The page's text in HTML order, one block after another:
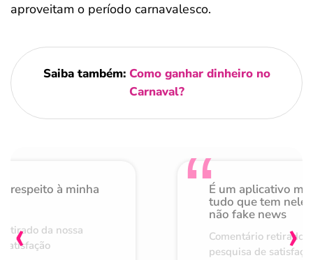
aproveitam o período carnavalesco.
Saiba também: Como ganhar dinheiro no
Carnaval​?
respeito à minha
da nossa
É um aplicativo
tudo que tem nele
não fake news
Comentário retirado
pesquisa de
‹ ›